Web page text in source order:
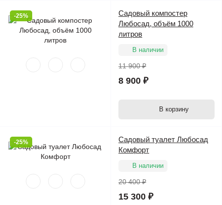
-25%
Садовый компостер
Любосад, объём 1000
литров
В наличии
11 900 ₽
8 900 ₽
В корзину
-25%
Садовый туалет Любосад
Комфорт
В наличии
20 400 ₽
15 300 ₽